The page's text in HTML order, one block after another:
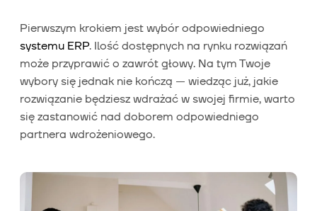
Pierwszym krokiem jest wybór odpowiedniego
systemu ERP. Ilość dostępnych na rynku rozwiązań
może przyprawić o zawrót głowy. Na tym Twoje
wybory się jednak nie kończą — wiedząc już, jakie
rozwiązanie będziesz wdrażać w swojej firmie, warto
się zastanowić nad doborem odpowiedniego
partnera wdrożeniowego.